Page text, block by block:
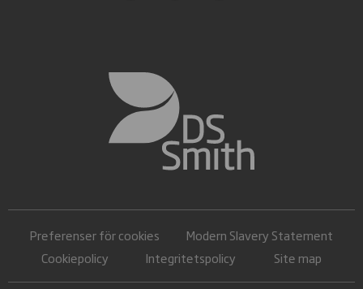
Preferenser för cookies
Modern Slavery Statement
Cookiepolicy
Integritetspolicy Site map